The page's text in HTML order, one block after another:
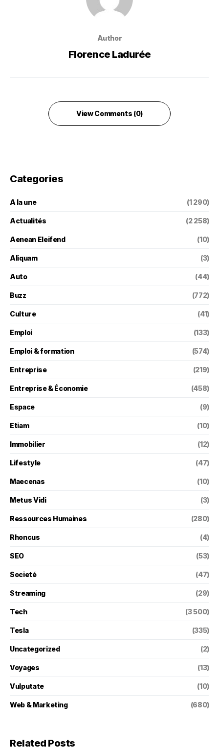
Author
Florence Ladurée
View Comments (0)
Categories
A la une (1 290)
Actualités (2 258)
Aenean Eleifend (10)
Aliquam (3)
Auto (44)
Buzz (772)
Culture (41)
Emploi (133)
Emploi & formation (574)
Entreprise (219)
Entreprise & Économie (458)
Espace (9)
Etiam (10)
Immobilier (12)
Lifestyle (47)
Maecenas (10)
Metus Vidi (3)
Ressources Humaines (280)
Rhoncus (4)
SEO (53)
Societé (47)
Streaming (29)
Tech (3 500)
Tesla (335)
Uncategorized (2)
Voyages (13)
Vulputate (10)
Web & Marketing (680)
Related Posts